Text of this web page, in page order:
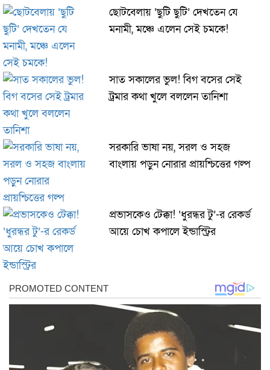
ছোটবেলায় ‘ছুটি ছুটি’ দেখতেন যে
মনামী, মঞ্চে এলেন সেই চমকে!
সাত সকালের ভুল! বিগ বসের সেই
ট্রমার কথা খুলে বললেন তানিশা
সরকারি ভাষা নয়, সরল ও সহজ
বাংলায় পড়ুন নোরার প্রায়শ্চিত্তের গল্প
প্রভাসকেও টেক্কা! ‘ধুরন্ধর টু’-র রেকর্ড
আয়ে চোখ কপালে ইন্ডাস্ট্রির